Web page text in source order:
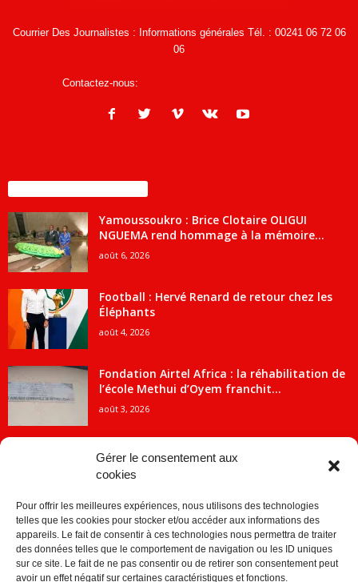
Gérer le consentement aux
cookies
Pour offrir les meilleures expériences, nous utilisons des technologies
telles que les cookies pour stocker et/ou accéder aux informations des
appareils. Le fait de consentir à ces technologies nous permettra de traiter
des données telles que le comportement de navigation ou les ID uniques
sur ce site. Le fait de ne pas consentir ou de retirer son consentement peut
avoir un effet négatif sur certaines caractéristiques et fonctions.
Courrier Des Journalistes : Informations générales Tél. : 00241 06 72 06
06
Contactez-nous:
Yamoussoukro : Brice Clotaire OLIGUI
NGUEMA rend hommage à la mémoire...
août 6, 2026
Football : Hervé Renard de retour chez les
Éléphants
août 4, 2026
Fondation Airtel Africa : la réhabilitation de
l’école Methui d’Oyem franchit...
août 3, 2026
CATÉGORIE POPULAIRE
ACTUALITES
Economie 2091
1840